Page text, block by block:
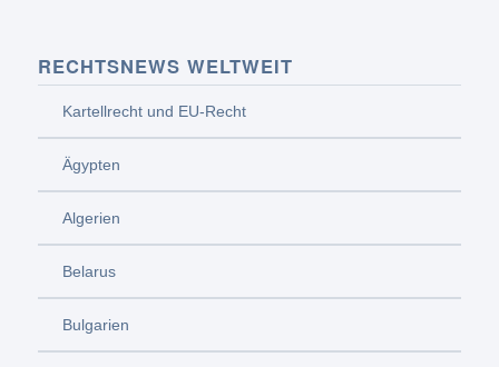
RECHTSNEWS WELTWEIT
Kartellrecht und EU-Recht
Ägypten
Algerien
Belarus
Bulgarien